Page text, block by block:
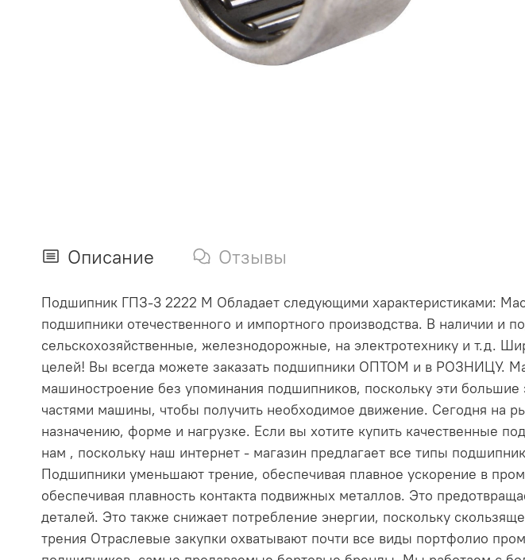
Описание Отзывы
Подшипник ГПЗ-3 2222 М Обладает следующими характеристиками:
подшипники отечественного и импортного производства. В наличии
сельскохозяйственные, железнодорожные, на электротехнику и т.д.
целей! Вы всегда можете заказать подшипники ОПТОМ и в РОЗНИЦУ.
машиностроение без упоминания подшипников, поскольку эти
частями машины, чтобы получить необходимое движение. Сегодня на
назначению, форме и нагрузке. Если вы хотите купить качественные
нам , поскольку наш интернет - магазин предлагает все типы
Подшипники уменьшают трение, обеспечивая плавное ускорение в
обеспечивая плавность контакта подвижных металлов. Это
деталей. Это также снижает потребление энергии, поскольку
трения Отраслевые закупки охватывают почти все виды портфолио